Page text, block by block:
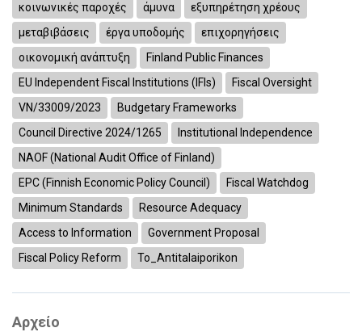
κοινωνικές παροχές
άμυνα
εξυπηρέτηση χρέους
μεταβιβάσεις
έργα υποδομής
επιχορηγήσεις
οικονομική ανάπτυξη
Finland Public Finances
EU Independent Fiscal Institutions (IFIs)
Fiscal Oversight
VN/33009/2023
Budgetary Frameworks
Council Directive 2024/1265
Institutional Independence
NAOF (National Audit Office of Finland)
EPC (Finnish Economic Policy Council)
Fiscal Watchdog
Minimum Standards
Resource Adequacy
Access to Information
Government Proposal
Fiscal Policy Reform
To_Antitalaiporikon
Αρχείο